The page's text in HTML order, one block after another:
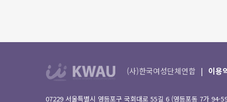
(사)한국여성단체연합 이용
07229 서울특별시 영등포구 국회대로 55길 6 (영등포동 7가 94-